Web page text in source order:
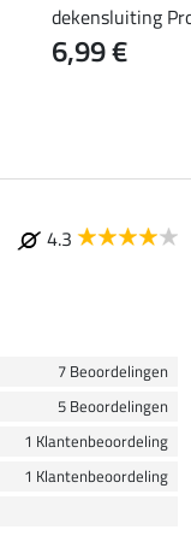
dekensluiting
6,99 €
4.3
7 Beoordelingen
5 Beoordelingen
1 Klantenbeoordeling
1 Klantenbeoordeling